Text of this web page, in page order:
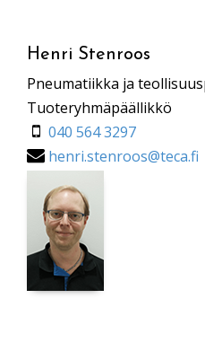
Henri Stenroos
Pneumatiikka ja
Tuoteryhmäpäällikkö
040 564 3297
henri.stenroos@teca.fi